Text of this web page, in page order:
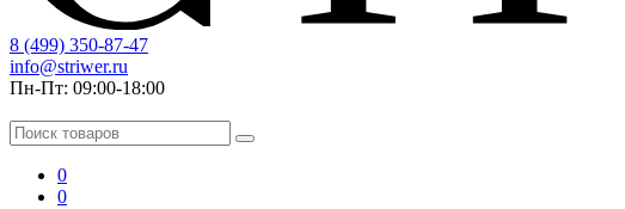
8 (499) 350-87-47
info@striwer.ru
Пн-Пт: 09:00-18:00
0
0